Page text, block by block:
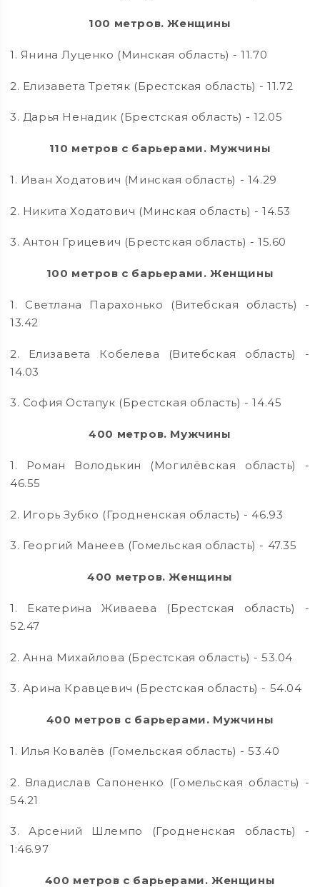
100 метров. Женщины
1. Янина Луценко (Минская область) - 11.70
2. Елизавета Третяк (Брестская область) - 11.72
3. Дарья Ненадик (Брестская область) - 12.05
110 метров с барьерами. Мужчины
1. Иван Ходатович (Минская область) - 14.29
2. Никита Ходатович (Минская область) - 14.53
3. Антон Грицевич (Брестская область) - 15.60
100 метров с барьерами. Женщины
1. Светлана Парахонько (Витебская область) -
13.42
2. Елизавета Кобелева (Витебская область) -
14.03
3. София Остапук (Брестская область) - 14.45
400 метров. Мужчины
1. Роман Володькин (Могилёвская область) -
46.55
2. Игорь Зубко (Гродненская область) - 46.93
3. Георгий Манеев (Гомельская область) - 47.35
400 метров. Женщины
1. Екатерина Живаева (Брестская область) -
52.47
2. Анна Михайлова (Брестская область) - 53.04
3. Арина Кравцевич (Брестская область) - 54.04
400 метров с барьерами. Мужчины
1. Илья Ковалёв (Гомельская область) - 53.40
2. Владислав Сапоненко (Гомельская область) -
54.21
3. Арсений Шлемпо (Гродненская область) -
1:46.97
400 метров с барьерами. Женщины